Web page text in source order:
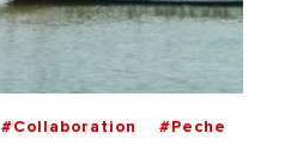
#Collaboration #Peche